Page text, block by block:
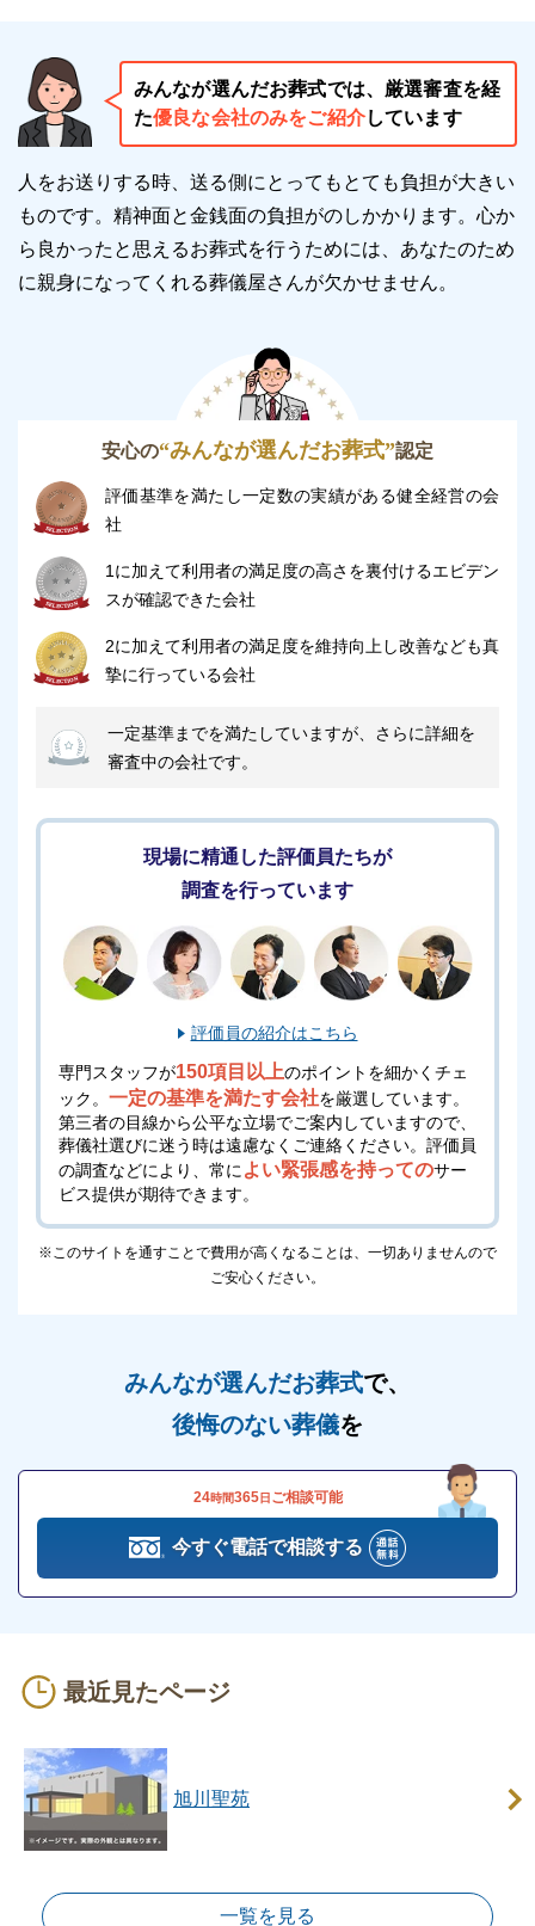
みんなが選んだお葬式では、厳選審査を経
た優良な会社のみをご紹介しています
人をお送りする時、送る側にとってもとても負担が大きい
ものです。精神面と金銭面の負担がのしかかります。 心か
ら良かったと思えるお葬式を行うためには、あなたのため
に親身になってくれる葬儀屋さんが欠かせません。
安心の“みんなが選んだお葬式”認定
評価基準を満たし一定数の実績がある健全経営の会
社
1に加えて利用者の満足度の高さを裏付けるエビデン
スが確認できた会社
2に加えて利用者の満足度を維持向上し改善なども真
摯に行っている会社
一定基準までを満たしていますが、さらに詳細を
審査中の会社です。
現場に精通した評価員たちが
調査を行っています
評価員の紹介はこちら
専門スタッフが150項目以上のポイントを細かくチェ
ック。 一定の基準を満たす会社を厳選しています。
第三者の目線から公平な立場でご案内していますので、
葬儀社選びに迷う時は遠慮なくご連絡ください。 評価員
の調査などにより、常に よい緊張感を持ってのサー
ビス提供が期待できます。
※このサイトを通すことで費用が高くなることは、一切ありませんので
ご安心ください。
みんなが選んだお葬式で、
後悔のない葬儀を
24時間365日 ご相談可能
今すぐ電話で相談する
最近見たページ
旭川聖苑
一覧を見る